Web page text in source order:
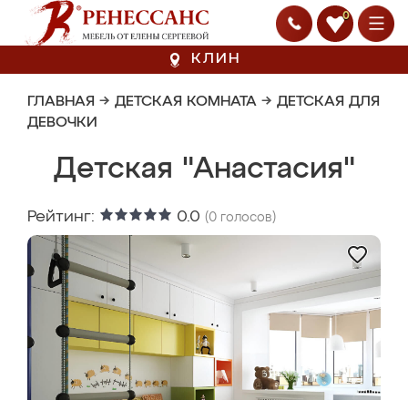
0
КЛИН
ГЛАВНАЯ → ДЕТСКАЯ КОМНАТА → ДЕТСКАЯ ДЛЯ
ДЕВОЧКИ
Детская "Анастасия"
Рейтинг: 0.0 (0 голосов)